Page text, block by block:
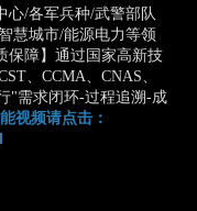
心/各军兵种/武警部队
慧城市/能源电力等领
保障】通过国家高新技
、CCMA、CNAS、
"需求闭环-过程追溯-成
视频请点击：